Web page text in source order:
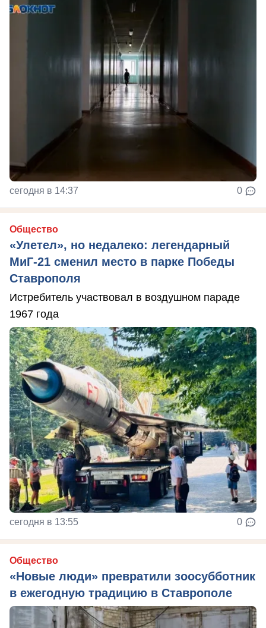
сегодня в 14:37 0
Общество
«Улетел», но недалеко: легендарный
МиГ-21 сменил место в парке Победы
Ставрополя
Истребитель участвовал в воздушном параде
1967 года
сегодня в 13:55 0
Общество
«Новые люди» превратили зоосубботник
в ежегодную традицию в Ставрополе